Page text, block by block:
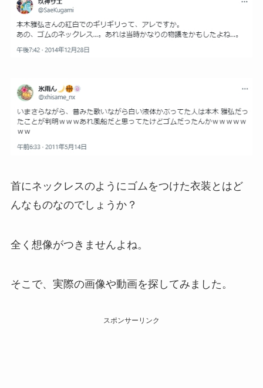
首にネックレスのようにゴムをつけた衣装とはど
んなものなのでしょうか？
全く想像がつきませんよね。
そこで、実際の画像や動画を探してみました。
スポンサーリンク